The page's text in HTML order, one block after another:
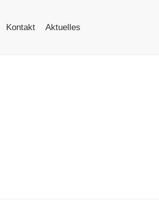
Kontakt Aktuelles